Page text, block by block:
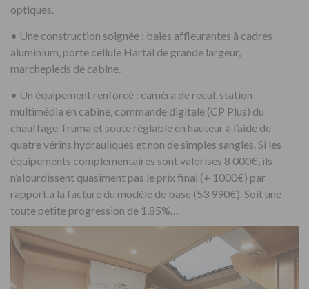
optiques.
• Une construction soignée : baies affleurantes à cadres
aluminium, porte cellule Hartal de grande largeur,
marchepieds de cabine.
• Un équipement renforcé : caméra de recul, station
multimédia en cabine, commande digitale (CP Plus) du
chauffage Truma et soute réglable en hauteur à l’aide de
quatre vérins hydrauliques et non de simples sangles. Si les
équipements complémentaires sont valorisés 8 000€, ils
n’alourdissent quasiment pas le prix final (+ 1000€) par
rapport à la facture du modèle de base (53 990€). Soit une
toute petite progression de 1,85%…